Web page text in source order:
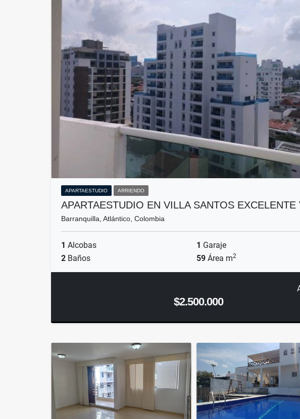
APARTAESTUDIO ARRIENDO
APARTAESTUDIO EN VILLA SANTOS
Barranquilla, Atlántico, Colombia
1 Alcobas 1 Garaje
2 Baños 59 Área m2
$2.500.000